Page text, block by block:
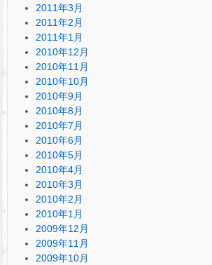
2011年3月
2011年2月
2011年1月
2010年12月
2010年11月
2010年10月
2010年9月
2010年8月
2010年7月
2010年6月
2010年5月
2010年4月
2010年3月
2010年2月
2010年1月
2009年12月
2009年11月
2009年10月